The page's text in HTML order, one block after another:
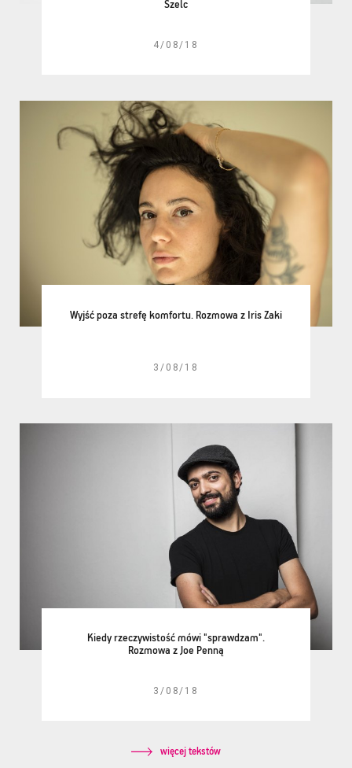
Szelc
4/08/18
Wyjść poza strefę komfortu. Rozmowa z Iris Zaki
3/08/18
Kiedy rzeczywistość mówi "sprawdzam".
Rozmowa z Joe Penną
3/08/18
więcej tekstów